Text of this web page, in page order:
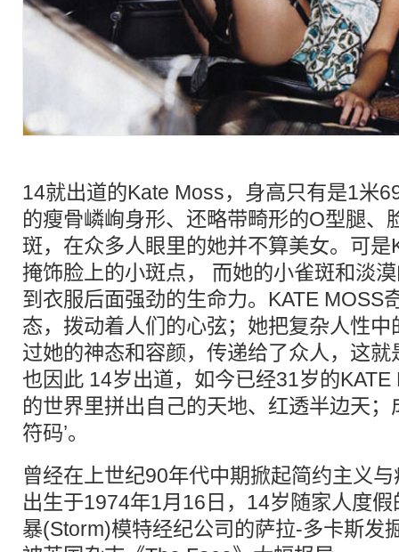
14就出道的Kate Moss，身高只有是1米
的瘦骨嶙峋身形、还略带畸形的O型腿、
斑，在众多人眼里的她并不算美女。可
掩饰脸上的小斑点， 而她的小雀斑和淡
到衣服后面强劲的生命力。KATE MOSS
态，拨动着人们的心弦；她把复杂人性
过她的神态和容颜，传递给了众人，这
也因此 14岁出道，如今已经31岁的
的世界里拼出自己的天地、红透半边天；
符码’。
曾经在上世纪90年代中期掀起简约主义
出生于1974年1月16日，14岁随家人度
暴(Storm)模特经纪公司的萨拉-多卡斯发